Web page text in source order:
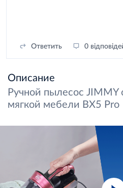
Ответить 0
Описание
Ручной пылесос
мягкой мебели BX5 Pro